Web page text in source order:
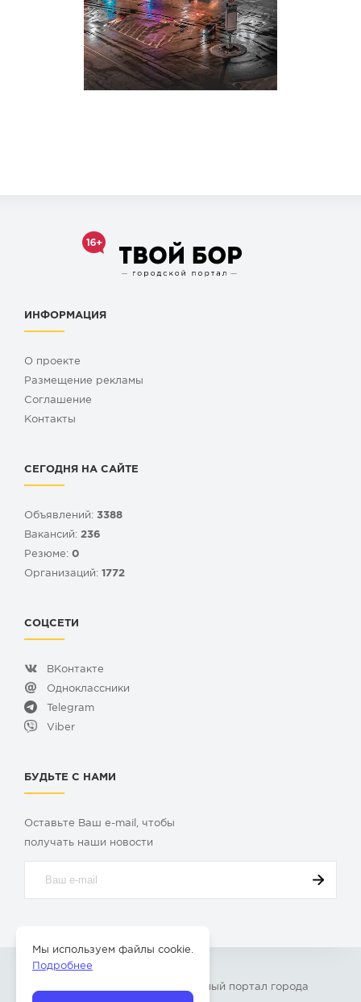
ИНФОРМАЦИЯ
О проекте
Размещение рекламы
Cоглашение
Контакты
СЕГОДНЯ НА САЙТЕ
Объявлений: 3388
Вакансий: 236
Резюме: 0
Организаций: 1772
СОЦСЕТИ
ВКонтакте
Одноклассники
Telegram
Viber
БУДЬТЕ С НАМИ
Оставьте Ваш e-mail, чтобы
получать наши новости
» – Главный портал города
Мы используем файлы cookie.
Подробнее